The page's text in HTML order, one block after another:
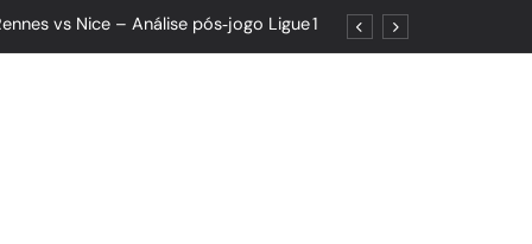
vs Nice – Análise pós‑jogo Ligue 1
o Resultado Esconde o Progresso
Que Nasceu da Garra e do Controle